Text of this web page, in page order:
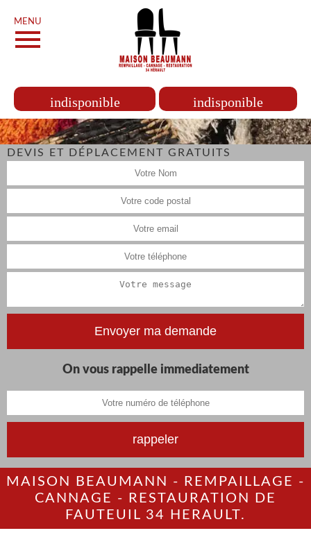
MENU
indisponible indisponible
DEVIS ET DÉPLACEMENT GRATUITS
On vous rappelle immediatement
MAISON BEAUMANN - REMPAILLAGE -
CANNAGE - RESTAURATION DE
FAUTEUIL 34 HERAULT.